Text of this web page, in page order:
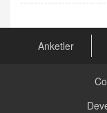
Anketler